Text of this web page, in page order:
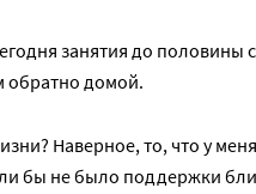
занятия до половины
обратно домой.
Наверное, то, что у
бы не было поддержки